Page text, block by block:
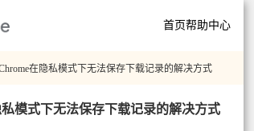
首页帮助中心
在隐私模式下无法保存下载记录的解决方式
模式下无法保存下载记录的解决方式